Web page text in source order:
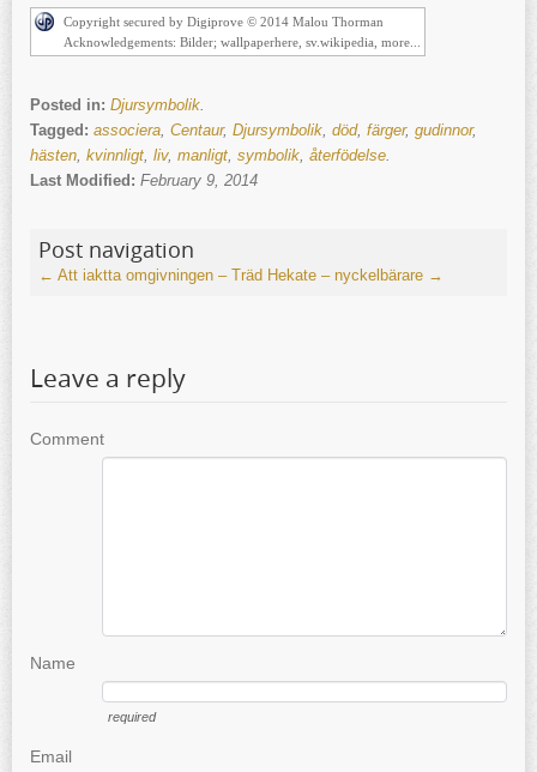
Copyright secured by Digiprove © 2014 Malou Thorman
Acknowledgements: Bilder; wallpaperhere, sv.wikipedia, more...
Posted in: Djursymbolik.
Tagged: associera, Centaur, Djursymbolik, död, färger, gudinnor,
hästen, kvinnligt, liv, manligt, symbolik, återfödelse.
Last Modified: February 9, 2014
Post navigation
← Att iaktta omgivningen – Träd Hekate – nyckelbärare →
Leave a reply
Comment
Name
required
Email